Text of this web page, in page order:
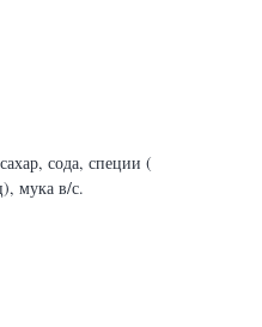
сода, специи (
мука в/с.